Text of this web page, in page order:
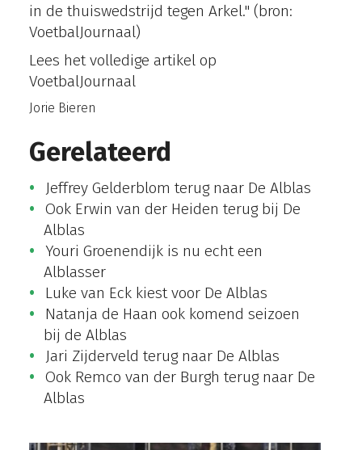
in de thuiswedstrijd tegenArkel." (bron:
VoetbalJournaal)
Lees het volledige artikel op
VoetbalJournaal
Jorie Bieren
Gerelateerd
Jeffrey Gelderblom terug naar De Alblas
Ook Erwin van der Heiden terug bij De
Alblas
Youri Groenendijk is nu echt een
Alblasser
Luke van Eck kiest voor De Alblas
Natanja de Haan ook komend seizoen
bij de Alblas
Jari Zijderveld terug naar De Alblas
Ook Remco van der Burgh terug naar De
Alblas